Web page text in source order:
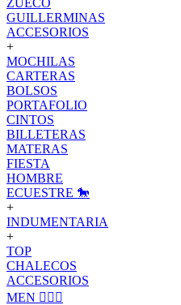
ZUECO
GUILLERMINAS
ACCESORIOS
+
MOCHILAS
CARTERAS
BOLSOS
PORTAFOLIO
CINTOS
BILLETERAS
MATERAS
FIESTA
HOMBRE
ECUESTRE 🐎
+
INDUMENTARIA
+
TOP
CHALECOS
ACCESORIOS
MEN 🙋🏽‍♂️